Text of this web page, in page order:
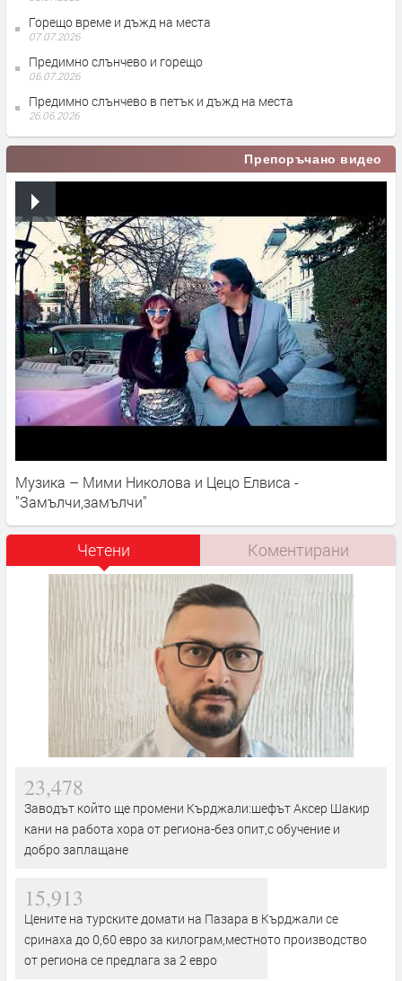
Горещо време и дъжд на места
07.07.2026
Предимно слънчево и горещо
06.07.2026
Предимно слънчево в петък и дъжд на места
26.06.2026
Препоръчано видео
Музика – Мими Николова и Цецо Елвиса -
"Замълчи,замълчи"
Четени Коментирани
23,478
Заводът който ще промени Кърджали:шефът Аксер Шакир
кани на работа хора от региона-без опит,с обучение и
добро заплащане
15,913
Цените на турските домати на Пазара в Кърджали се
сринаха до 0,60 евро за килограм,местното производство
от региона се предлага за 2 евро